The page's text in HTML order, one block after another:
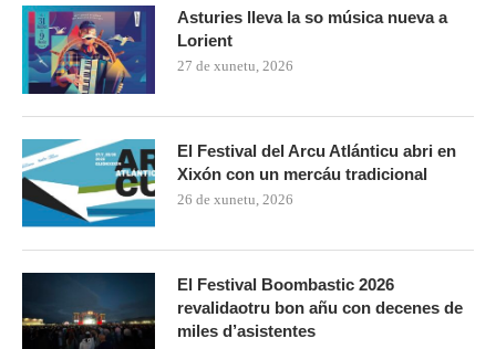
Asturies lleva la so música nueva a
Lorient
27 de xunetu, 2026
El Festival del Arcu Atlánticu abri en
Xixón con un mercáu tradicional
26 de xunetu, 2026
El Festival Boombastic 2026
revalidaotru bon añu con decenes de
miles d’asistentes